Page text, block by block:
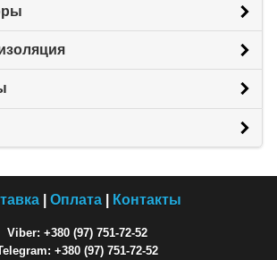
| Оплата| Контакты
Viber: +380 (97) 751-72-52
+380 (97) 751-72-52